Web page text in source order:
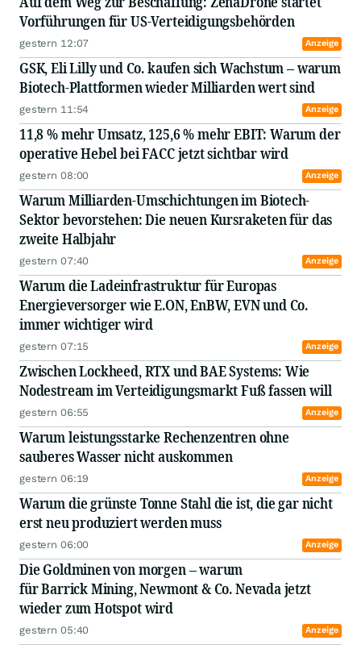
Vorführungen für US-Verteidigungsbehörden
gestern 12:07 Anzeige
GSK, Eli Lilly und Co. kaufen sich Wachstum – warum
Biotech-Plattformen wieder Milliarden wert sind
gestern 11:54 Anzeige
11,8 % mehr Umsatz, 125,6 % mehr EBIT: Warum der
operative Hebel bei FACC jetzt sichtbar wird
gestern 08:00 Anzeige
Warum Milliarden-Umschichtungen im Biotech-
Sektor bevorstehen: Die neuen Kursraketen für das
zweite Halbjahr
gestern 07:40 Anzeige
Warum die Ladeinfrastruktur für Europas
Energieversorger wie E.ON, EnBW, EVN und Co.
immer wichtiger wird
gestern 07:15 Anzeige
Zwischen Lockheed, RTX und BAE Systems: Wie
Nodestream im Verteidigungsmarkt Fuß fassen will
gestern 06:55 Anzeige
Warum leistungsstarke Rechenzentren ohne
sauberes Wasser nicht auskommen
gestern 06:19 Anzeige
Warum die grünste Tonne Stahl die ist, die gar nicht
erst neu produziert werden muss
gestern 06:00 Anzeige
Die Goldminen von morgen – warum
für Barrick Mining, Newmont & Co. Nevada jetzt
wieder zum Hotspot wird
gestern 05:40 Anzeige